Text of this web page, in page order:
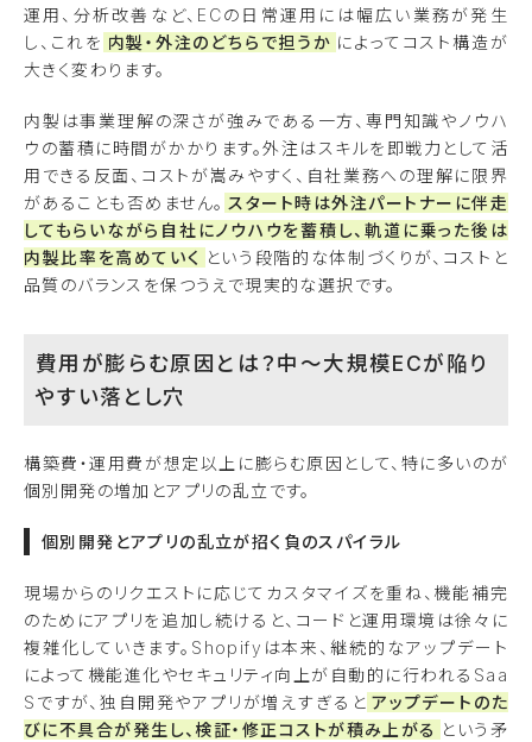
運用、分析改善など、ECの日常運用には幅広い業務が発生
し、これを 内製・外注のどちらで担うか によってコスト構造が
大きく変わります。
内製は事業理解の深さが強みである一方、専門知識やノウハ
ウの蓄積に時間がかかります。外注はスキルを即戦力として活
用できる反面、コストが嵩みやすく、自社業務への理解に限界
があることも否めません。 スタート時は外注パートナーに伴走
してもらいながら自社にノウハウを蓄積し、軌道に乗った後は
内製比率を高めていく という段階的な体制づくりが、コストと
品質のバランスを保つうえで現実的な選択です。
費用が膨らむ原因とは？中〜大規模ECが陥り
やすい落とし穴
構築費・運用費が想定以上に膨らむ原因として、特に多いのが
個別開発の増加とアプリの乱立です。
個別開発とアプリの乱立が招く負のスパイラル
現場からのリクエストに応じてカスタマイズを重ね、機能補完
のためにアプリを追加し続けると、コードと運用環境は徐々に
複雑化していきます。Shopifyは本来、継続的なアップデート
によって機能進化やセキュリティ向上が自動的に行われるSaa
Sですが、独自開発やアプリが増えすぎると アップデートのた
びに不具合が発生し、検証・修正コストが積み上がる という矛